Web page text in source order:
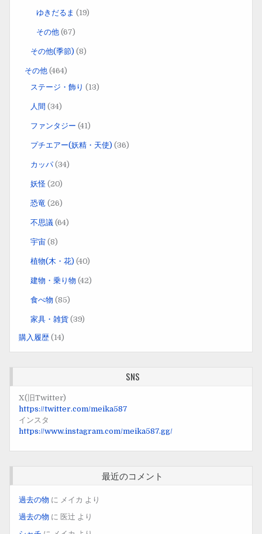
ゆきだるま (19)
その他 (67)
その他(季節) (8)
その他 (464)
ステージ・飾り (13)
人間 (34)
ファンタジー (41)
プチエアー(妖精・天使) (36)
カッパ (34)
妖怪 (20)
恐竜 (26)
不思議 (64)
宇宙 (8)
植物(木・花) (40)
建物・乗り物 (42)
食べ物 (85)
家具・雑貨 (39)
購入履歴 (14)
SNS
X(旧Twitter)
https://twitter.com/meika587
インスタ
https://www.instagram.com/meika587.gg/
最近のコメント
過去の物 に メイカ より
過去の物 に 医辻 より